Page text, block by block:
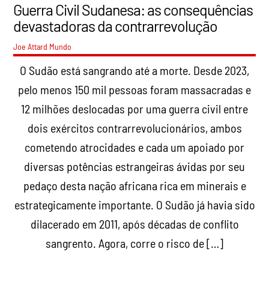
Guerra Civil Sudanesa: as consequências
devastadoras da contrarrevolução
Joe Attard Mundo
O Sudão está sangrando até a morte. Desde 2023,
pelo menos 150 mil pessoas foram massacradas e
12 milhões deslocadas por uma guerra civil entre
dois exércitos contrarrevolucionários, ambos
cometendo atrocidades e cada um apoiado por
diversas potências estrangeiras ávidas por seu
pedaço desta nação africana rica em minerais e
estrategicamente importante. O Sudão já havia sido
dilacerado em 2011, após décadas de conflito
sangrento. Agora, corre o risco de […]